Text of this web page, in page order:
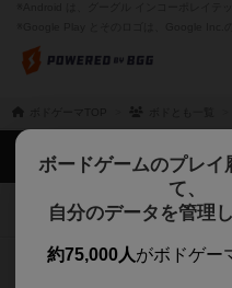
ボードゲームのプレイ
て、
自分のデータを管理
約75,000人がボドゲー
ボドゲーマTOP
ボードゲームを検索する
ボードゲームの新着レ